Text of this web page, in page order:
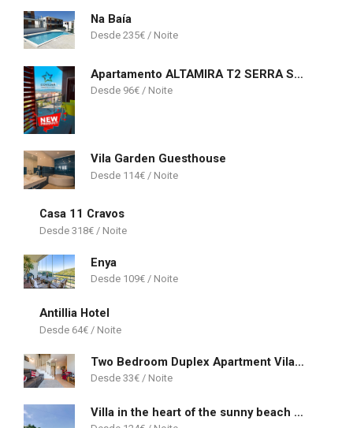
Na Baía
235€
Apartamento ALTAMIRA T2 SERRA SHOPPING
96€
Vila Garden Guesthouse
114€
Casa 11 Cravos
318€
Enya
109€
Antillia Hotel
64€
Two Bedroom Duplex Apartment Vilamoura
33€
Villa in the heart of the sunny beach of Albufeira